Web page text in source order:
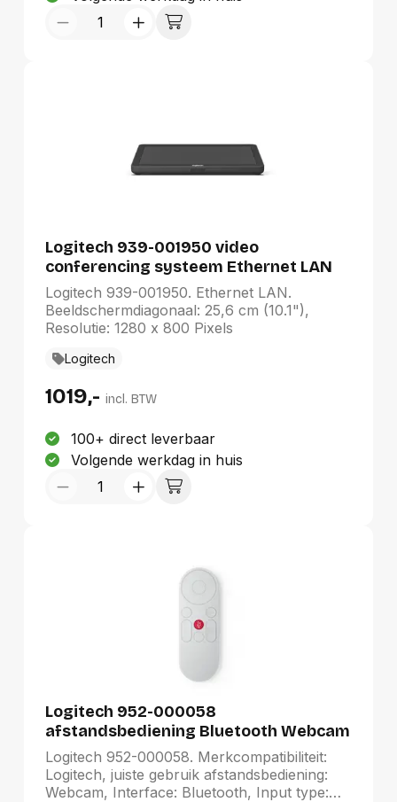
Logitech 939-001950 video
conferencing systeem Ethernet LAN
Logitech 939-001950. Ethernet LAN.
Beeldschermdiagonaal: 25,6 cm (10.1"),
Resolutie: 1280 x 800 Pixels
Logitech
1019,- incl. BTW
100+ direct leverbaar
Volgende werkdag in huis
Logitech 952-000058
afstandsbediening Bluetooth Webcam
Drukknopen
Logitech 952-000058. Merkcompatibiliteit:
Logitech, juiste gebruik afstandsbediening:
Webcam, Interface: Bluetooth, Input type: